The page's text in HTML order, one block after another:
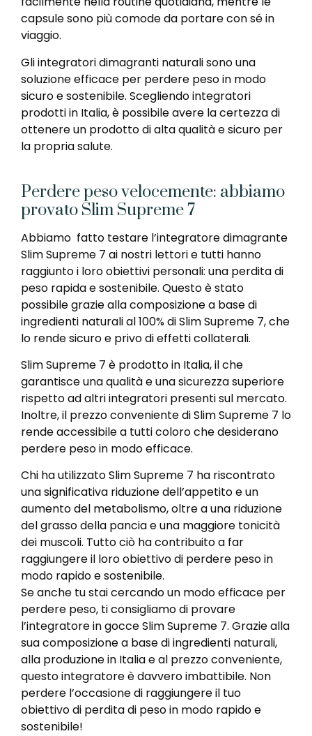
capsule sono più comode da portare con sé in
viaggio.
Gli integratori dimagranti naturali sono una
soluzione efficace per perdere peso in modo
sicuro e sostenibile. Scegliendo integratori
prodotti in Italia, è possibile avere la certezza di
ottenere un prodotto di alta qualità e sicuro per
la propria salute.
Perdere peso velocemente: abbiamo
provato Slim Supreme 7
Abbiamo fatto testare l’integratore dimagrante
Slim Supreme 7 ai nostri lettori e tutti hanno
raggiunto i loro obiettivi personali: una perdita di
peso rapida e sostenibile. Questo è stato
possibile grazie alla composizione a base di
ingredienti naturali al 100% di Slim Supreme 7, che
lo rende sicuro e privo di effetti collaterali.
Slim Supreme 7 è prodotto in Italia, il che
garantisce una qualità e una sicurezza superiore
rispetto ad altri integratori presenti sul mercato.
Inoltre, il prezzo conveniente di Slim Supreme 7 lo
rende accessibile a tutti coloro che desiderano
perdere peso in modo efficace.
Chi ha utilizzato Slim Supreme 7 ha riscontrato
una significativa riduzione dell’appetito e un
aumento del metabolismo, oltre a una riduzione
del grasso della pancia e una maggiore tonicità
dei muscoli. Tutto ciò ha contribuito a far
raggiungere il loro obiettivo di perdere peso in
modo rapido e sostenibile.
Se anche tu stai cercando un modo efficace per
perdere peso, ti consigliamo di provare
l’integratore in gocce Slim Supreme 7. Grazie alla
sua composizione a base di ingredienti naturali,
alla produzione in Italia e al prezzo conveniente,
questo integratore è davvero imbattibile. Non
perdere l’occasione di raggiungere il tuo
obiettivo di perdita di peso in modo rapido e
sostenibile!